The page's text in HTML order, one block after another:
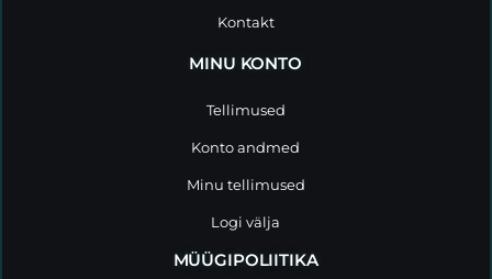
Kontakt
MINU KONTO
Tellimused
Konto andmed
Minu tellimused
Logi välja
MÜÜGIPOLIITIKA